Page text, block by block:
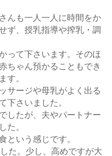
んも一人一人に時間をか
ず、授乳指導や搾乳・調
って下さいます。そのほ
ちゃん預かることもでき
す。
サージや母乳がよく出る
下さいました。
したが、夫やパートナー
た。
という感じです。
た。少し、高めですが大